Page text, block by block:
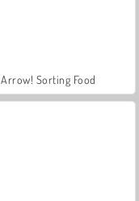
Arrow! Sorting Food